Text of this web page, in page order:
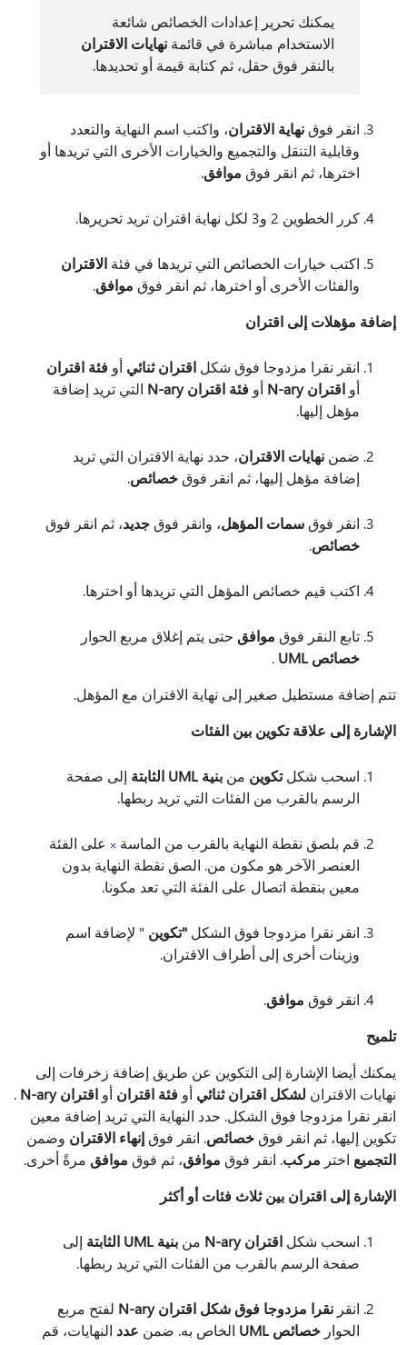
يمكنك تحرير إعدادات الخصائص شائعة
الاستخدام مباشرة في قائمةنهايات الاقتران
بالنقر فوق حقل، ثم كتابة قيمة أو تحديدها.
انقر فوق نهاية الاقتران، واكتب اسم النهاية والتعدد
وقابلية التنقل والتجميع والخيارات الأخرى التي تريدها أو
اخترها، ثم انقر فوق موافق.
كرر الخطوين 2 و3 لكل نهاية اقتران تريد تحريرها.
اكتب خيارات الخصائص التي تريدها في فئة الاقتران
والفئات الأخرى أو اخترها، ثم انقر فوق موافق.
إضافة مؤهلات إلى اقتران
انقر نقرا مزدوجا فوق شكل اقتران ثنائي أو فئة اقتران
أو اقتران N-ary أو فئة اقتران N-ary
التي تريد إضافة
مؤهل إليها.
ضمن نهايات الاقتران، حدد نهاية الاقتران التي تريد
إضافة مؤهل إليها، ثم انقر فوق خصائص.
انقر فوق سمات المؤهل، وانقر فوق جديد، ثم انقر فوق
خصائص.
اكتب قيم خصائص المؤهل التي تريدها أو اخترها.
تابع النقر فوق موافق حتى يتم إغلاق مربع الحوار
خصائص UML
.
تتم إضافة مستطيل صغير إلى نهاية الاقتران مع المؤهل.
الإشارة إلى علاقة تكوين بين الفئات
اسحب شكلتكوين من بنية UML الثابتة
إلى صفحة
الرسم بالقرب من الفئات التي تريد ربطها.
قم بلصق نقطة النهاية بالقرب من الماسة
على الفئة
العنصر الآخر هو مكون من. الصق نقطة النهاية بدون
معين بنقطة اتصال على الفئة التي تعد مكونا.
انقر نقرا مزدوجا فوق الشكل "تكوين " لإضافة اسم
وزينات أخرى إلى أطراف الاقتران.
انقر فوق موافق.
تلميح
يمكنك أيضا الإشارة إلى التكوين عن طريق إضافة زخرفات إلى
نهايات الاقتران لشكل اقتران ثنائي أو فئة اقتران أو اقتران N-ary
.
انقر نقرا مزدوجا فوق الشكل. حدد النهاية التي تريد إضافة معين
تكوين إليها، ثم انقر فوق خصائص. انقر فوق إنهاء الاقتران وضمن
التجميع اختر مركب. انقر فوق موافق، ثم فوق موافق مرةً أخرى.
الإشارة إلى اقتران بين ثلاث فئات أو أكثر
اسحب شكل اقتران N-ary من بنية UML الثابتة
إلى
صفحة الرسم بالقرب من الفئات التي تريد ربطها.
انقر نقرا مزدوجا فوق شكل اقتران N-ary
لفتح مربع
الحوار خصائص UML الخاص به. ضمن عدد النهايات، قم